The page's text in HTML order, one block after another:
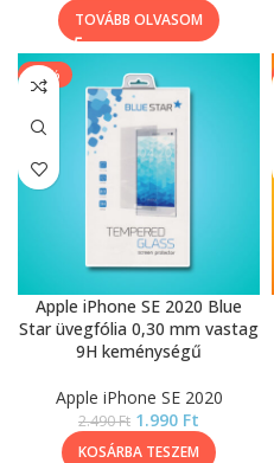
TOVÁBB OLVASOM
-20%
Apple iPhone SE 2020 Blue
Star üvegfólia 0,30 mm vastag
9H keménységű
Apple iPhone SE 2020
2.490Ft 1.990 Ft
KOSÁRBA TESZEM